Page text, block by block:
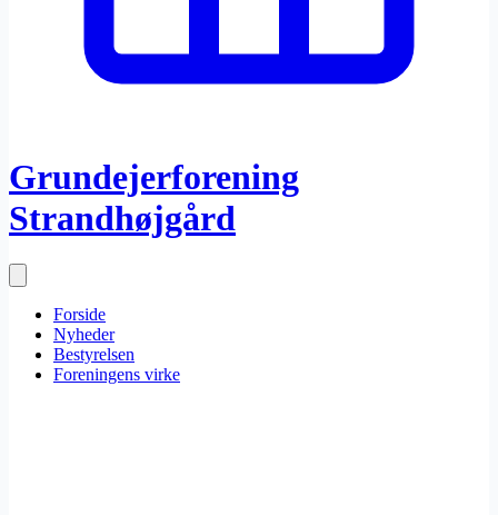
Grundejerforening
Strandhøjgård
Forside
Nyheder
Bestyrelsen
Foreningens virke